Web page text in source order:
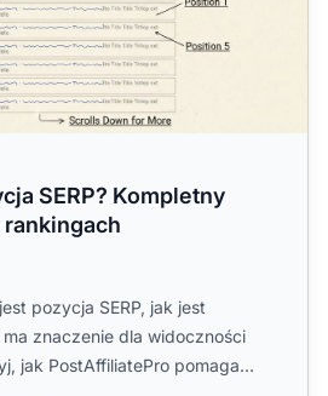
SERP? Kompletny
pozycja SERP, jak jest
znaczenie dla widoczności
jak PostAffiliatePro pomaga